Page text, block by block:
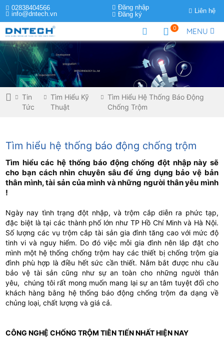
02838404566
info@dntech.vn
Đăng nhập
Đăng ký
Liên hệ
MENU
0
Tin
Tức
Tìm Hiểu Kỹ
Thuật
Tìm Hiểu Hệ Thống Báo Động
Chống Trộm
Tìm hiểu hệ thống báo động chống trộm
Tìm hiểu các hệ thống báo động chống đột nhập này sẽ
cho bạn cách nhìn chuyên sâu để ứng dụng bảo vệ bản
thân mình, tài sản của mình và những người thân yêu mình
!
Ngày nay tình trạng đột nhập, và trộm cắp diễn ra phức tạp,
đặc biệt là tại các thành phố lớn như TP Hồ Chí Minh và Hà Nội.
Số lượng các vụ trộm cắp tài sản gia đình tăng cao với mức độ
tinh vi và nguy hiểm. Do đó việc mỗi gia đình nên lắp đặt cho
mình một hệ thống chống trộm hay các thiết bị chống trộm gia
đình phù hợp là điều hết sức cần thiết. Nắm bắt được nhu cầu
bảo vệ tài sản cũng như sự an toàn cho những người thân
yêu, chúng tôi rất mong muốn mang lại sự an tâm tuyệt đối cho
khách hàng bằng hệ thống báo động chống trộm đa dạng về
chủng loại, chất lượng và giá cả.
CÔNG NGHỆ CHỐNG TRỘM TIÊN TIẾN NHẤT HIỆN NAY